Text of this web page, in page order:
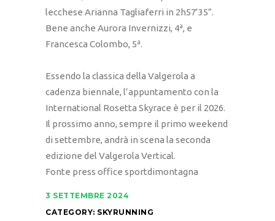
lecchese Arianna Tagliaferri in 2h57’35”.
Bene anche Aurora Invernizzi, 4ª, e
Francesca Colombo, 5ª.
Essendo la classica della Valgerola a
cadenza biennale, l’appuntamento con la
International Rosetta Skyrace è per il 2026.
Il prossimo anno, sempre il primo weekend
di settembre, andrà in scena la seconda
edizione del Valgerola Vertical.
Fonte press office sportdimontagna
3 SETTEMBRE 2024
CATEGORY: SKYRUNNING